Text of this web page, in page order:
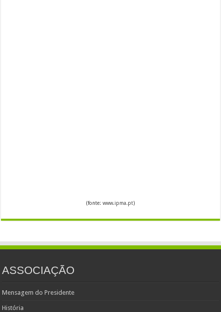
(fonte: www.ipma.pt)
ASSOCIAÇÃO
Mensagem do Presidente
História